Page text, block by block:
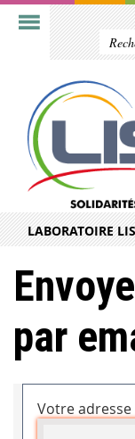
LABORATOIRE
par
Votre adresse